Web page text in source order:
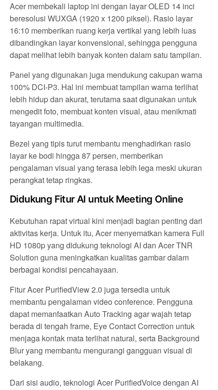
Acer membekali laptop ini dengan layar OLED 14 inci
beresolusi WUXGA (1920 x 1200 piksel). Rasio layar
16:10 memberikan ruang kerja vertikal yang lebih luas
dibandingkan layar konvensional, sehingga pengguna
dapat melihat lebih banyak konten dalam satu tampilan.
Panel yang digunakan juga mendukung cakupan warna
100% DCI-P3. Hal ini membuat tampilan warna terlihat
lebih hidup dan akurat, terutama saat digunakan untuk
mengedit foto, membuat konten visual, atau menikmati
tayangan multimedia.
Bezel yang tipis turut membantu menghadirkan rasio
layar ke bodi hingga 87 persen, memberikan
pengalaman visual yang terasa lebih lega meski ukuran
perangkat tetap ringkas.
Didukung Fitur AI untuk Meeting Online
Kebutuhan rapat virtual kini menjadi bagian penting dari
aktivitas kerja. Untuk itu, Acer menyematkan kamera Full
HD 1080p yang didukung teknologi AI dan Acer TNR
Solution guna meningkatkan kualitas gambar dalam
berbagai kondisi pencahayaan.
Fitur Acer PurifiedView 2.0 juga tersedia untuk
membantu pengalaman video conference. Pengguna
dapat memanfaatkan Auto Tracking agar wajah tetap
berada di tengah frame, Eye Contact Correction untuk
menjaga kontak mata terlihat natural, serta Background
Blur yang membantu mengurangi gangguan visual di
belakang.
Dari sisi audio, teknologi Acer PurifiedVoice dengan AI